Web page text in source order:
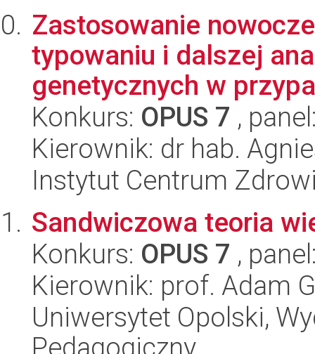
Zastosowanie
typowaniu i dalszej
genetycznych w
Konkurs: OPUS 7 ,
Kierownik: dr hab.
Instytut Centrum
Sandwiczowa teoria
Konkurs: OPUS 7 ,
Kierownik: prof. Adam
Uniwersytet Opolski,
Pedagogiczny